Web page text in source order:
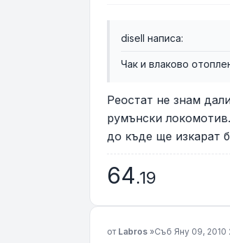
disell написа:
Чак и влаково
Реостат не знам
румънски
до къде ще изкарат
64.19
Мнение
от Labros »Съб Яну 09, 2010